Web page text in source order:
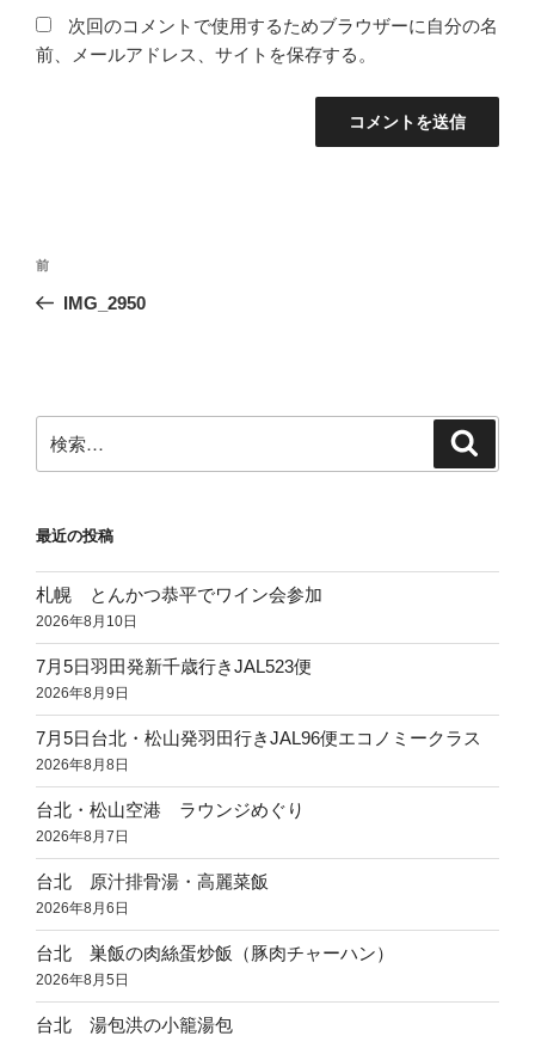
次回のコメントで使用するためブラウザーに自分の名
前、メールアドレス、サイトを保存する。
投
ナ
ー
シ
前
の
前
IMG_2950
索:
最近の投稿
札幌 とんかつ恭平でワイン会参加
2026年8月10日
7月5日羽田発新千歳行きJAL523便
2026年8月9日
7月5日台北・松山発羽田行きJAL96便エコノミークラス
2026年8月8日
台北・松山空港 ラウンジめぐり
2026年8月7日
台北 原汁排骨湯・高麗菜飯
2026年8月6日
台北 巣飯の肉絲蛋炒飯（豚肉チャーハン）
2026年8月5日
台北 湯包洪の小籠湯包